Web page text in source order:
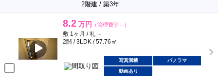
2階建 / 築3年
8.2 万円 （管理費等－）
敷 1ヶ月 / 礼 －
2階 / 3LDK / 57.76㎡
写真満載
パノラマ
動画あり